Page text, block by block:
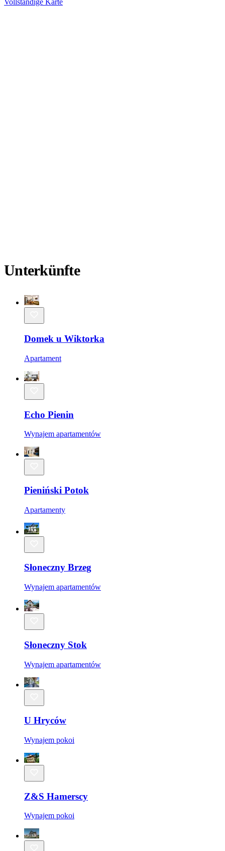
Vollständige Karte
Unterkünfte
Domek u Wiktorka
Apartament
Echo Pienin
Wynajem apartamentów
Pieniński Potok
Apartamenty
Słoneczny Brzeg
Wynajem apartamentów
Słoneczny Stok
Wynajem apartamentów
U Hryców
Wynajem pokoi
Z&S Hamerscy
Wynajem pokoi